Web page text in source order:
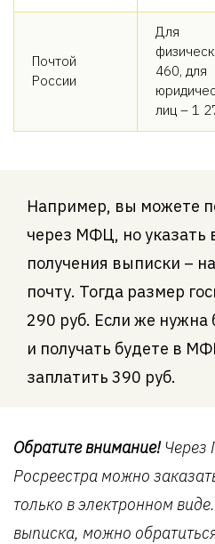
Почтой
России
Для
460, для
лиц – 1
Например, вы можете
через МФЦ, но указать
получения выписки –
почту. Тогда размер
290 руб. Если же
и получать будете в
заплатить 390 руб.
Обратите внимание!Через
Росреестра можно
только в электронном
выписка, можно